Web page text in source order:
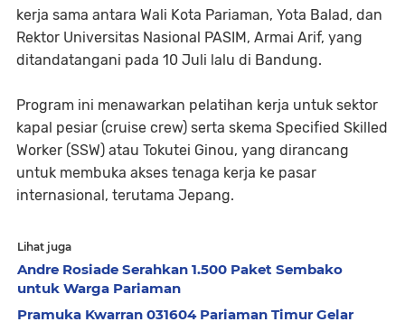
kerja sama antara Wali Kota Pariaman, Yota Balad, dan
Rektor Universitas Nasional PASIM, Armai Arif, yang
ditandatangani pada 10 Juli lalu di Bandung.
Program ini menawarkan pelatihan kerja untuk sektor
kapal pesiar (cruise crew) serta skema Specified Skilled
Worker (SSW) atau Tokutei Ginou, yang dirancang
untuk membuka akses tenaga kerja ke pasar
internasional, terutama Jepang.
Lihat juga
Andre Rosiade Serahkan 1.500 Paket Sembako
untuk Warga Pariaman
Pramuka Kwarran 031604 Pariaman Timur Gelar